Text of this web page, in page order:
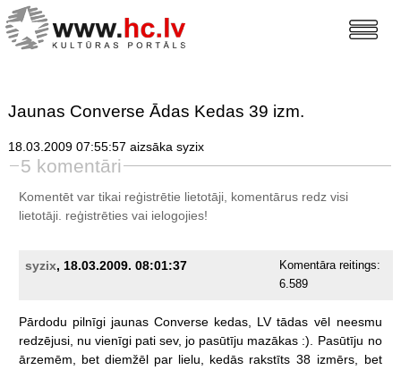
Jaunas Converse Ādas Kedas 39 izm.
18.03.2009 07:55:57 aizsāka syzix
5 komentāri
Komentēt var tikai reģistrētie lietotāji, komentārus redz visi
lietotāji. reģistrētiesvai ielogojies!
syzix, 18.03.2009. 08:01:37
Komentāra reitings:
6.589
Pārdodu pilnīgi jaunas Converse kedas, LV tādas vēl neesmu
redzējusi, nu vienīgi pati sev, jo pasūtīju mazākas :). Pasūtīju no
ārzemēm,
bet diemžēl par lielu, kedās rakstīts 38 izmērs,
bet